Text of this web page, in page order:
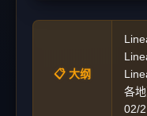
📋 大纲
各
02/